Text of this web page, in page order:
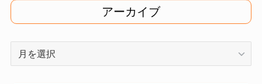
アーカイブ